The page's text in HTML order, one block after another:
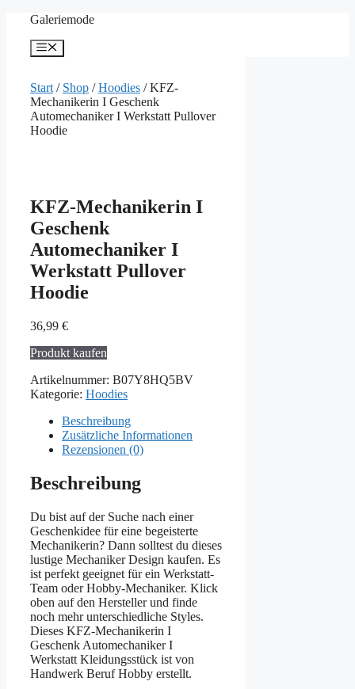
springen
Galeriemode
Menü
Start / Shop /Hoodies / KFZ-
Mechanikerin I Geschenk
Automechaniker I Werkstatt Pullover
Hoodie
KFZ-Mechanikerin I
Geschenk
Automechaniker I
Werkstatt Pullover
Hoodie
36,99 €
Produkt kaufen
Artikelnummer: B07Y8HQ5BV
Kategorie: Hoodies
Beschreibung
Zusätzliche Informationen
Rezensionen (0)
Beschreibung
Du bist auf der Suche nach einer
Geschenkidee für eine begeisterte
Mechanikerin? Dann solltest du dieses
lustige Mechaniker Design kaufen. Es
ist perfekt geeignet für ein Werkstatt-
Team oder Hobby-Mechaniker. Klick
oben auf den Hersteller und finde
noch mehr unterschiedliche Styles.
Dieses KFZ-Mechanikerin I
Geschenk Automechaniker I
Werkstatt Kleidungsstück ist von
Handwerk Beruf Hobby erstellt.